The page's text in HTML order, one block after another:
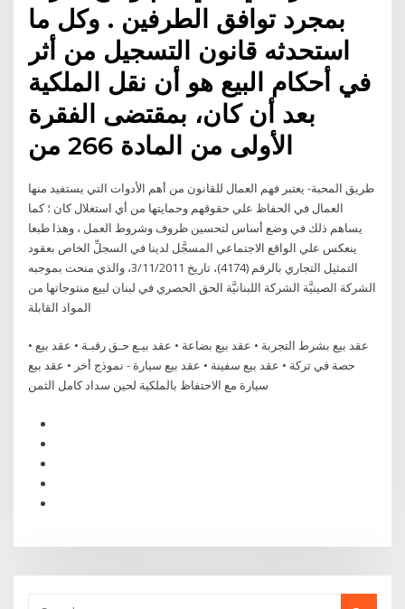
بمجرد توافق الطرفين . وكل ما
استحدثه قانون التسجيل من أثر
في أحكام البيع هو أن نقل الملكية
بعد أن كان، بمقتضى الفقرة
الأولى من المادة 266 من
طريق المحبة- يعتبر فهم العمال للقانون من أهم الأدوات التي يستفيد منها
العمال في الحفاظ علي حقوقهم وحمايتها من أي استغلال كان ؛ كما
يساهم ذلك في وضع أساس لتحسين ظروف وشروط العمل ، وهذا طبعا
ينعكس علي الواقع الاجتماعي المسجَّل لدينا في السجلِّ الخاص بعقود
التمثيل التجاري بالرقم (4174)، تاريخ 3/11/2011، والذي منحت بموجبه
الشركة الصينيَّة الشركة اللبنانيَّة الحق الحصري في لبنان لبيع منتوجاتها من
المواد القابلة
• عقد بيع بشرط التجربة • عقد بيع بضاعة • عقد بيـع حـق رقبـة • عقد بيع
حصة في تركة • عقد بيع سفينة • عقد بيع سيارة - نموذج أخر • عقد بيع
سيارة مع الاحتفاظ بالملكية لحين سداد كامل الثمن